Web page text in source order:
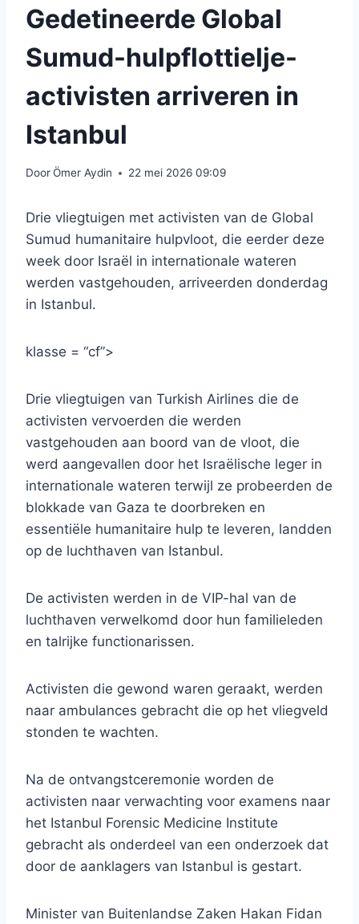
Gedetineerde Global
Sumud-hulpflottielje-
activisten arriveren in
Istanbul
DoorÖmer Aydin 22 mei 2026 09:09
Drie vliegtuigen met activisten van de Global
Sumud humanitaire hulpvloot, die eerder deze
week door Israël in internationale wateren
werden vastgehouden, arriveerden donderdag
in Istanbul.
klasse = “cf”>
Drie vliegtuigen van Turkish Airlines die de
activisten vervoerden die werden
vastgehouden aan boord van de vloot, die
werd aangevallen door het Israëlische leger in
internationale wateren terwijl ze probeerden de
blokkade van Gaza te doorbreken en
essentiële humanitaire hulp te leveren, landden
op de luchthaven van Istanbul.
De activisten werden in de VIP-hal van de
luchthaven verwelkomd door hun familieleden
en talrijke functionarissen.
Activisten die gewond waren geraakt, werden
naar ambulances gebracht die op het vliegveld
stonden te wachten.
Na de ontvangstceremonie worden de
activisten naar verwachting voor examens naar
het Istanbul Forensic Medicine Institute
gebracht als onderdeel van een onderzoek dat
door de aanklagers van Istanbul is gestart.
Minister van Buitenlandse Zaken Hakan Fidan